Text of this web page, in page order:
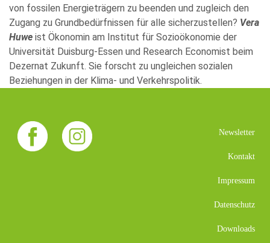
von fossilen Energieträgern zu beenden und zugleich den
Zugang zu Grundbedürfnissen für alle sicherzustellen? Vera
Huwe ist Ökonomin am Institut für Sozioökonomie der
Universität Duisburg-Essen und Research Economist beim
Dezernat Zukunft. Sie forscht zu ungleichen sozialen
Beziehungen in der Klima- und Verkehrspolitik.
Newsletter
Kontakt
Impressum
Datenschutz
Downloads